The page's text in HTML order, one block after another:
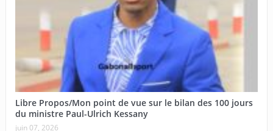
Libre Propos/Mon point de vue sur le bilan des 100 jours
du ministre Paul-Ulrich Kessany
juin 07, 2026